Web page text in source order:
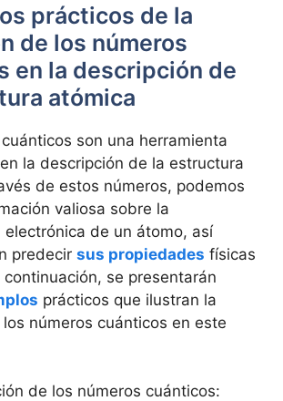
prácticos de la
de los números
en la descripción de
atómica
son una herramienta
la descripción de la estructura
de estos números, podemos
valiosa sobre la
electrónica de un átomo, así
predecir sus propiedades físicas
se presentarán
prácticos que ilustran la
números cuánticos en este
de los números cuánticos: